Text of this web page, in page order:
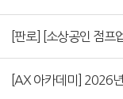
[판로] [소상공인 점프
[AX 아카데미] 2026